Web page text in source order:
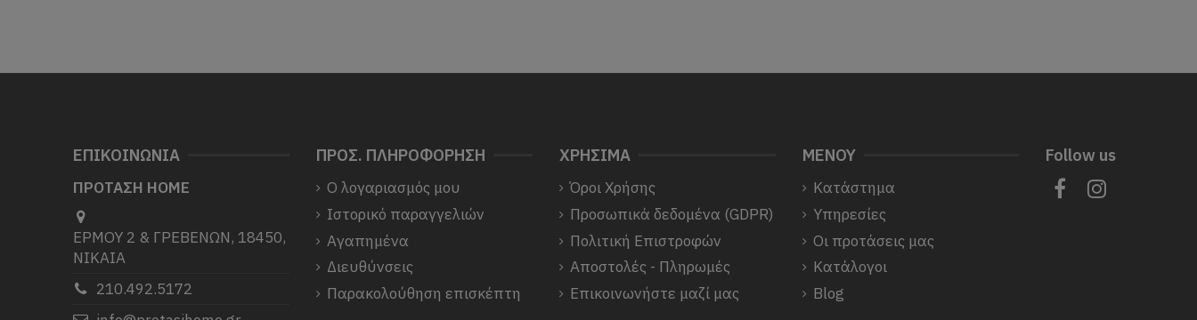
ΕΠΙΚΟΙΝΩΝΙΑ
ΠΡΟΤΑΣΗ HOME
ΕΡΜΟΥ 2 & ΓΡΕΒΕΝΩΝ, 18450,
ΝΙΚΑΙΑ
210.492.5172
ΠΡΟΣ. ΠΛΗΡΟΦΟΡΗΣΗ
Ο λογαριασμός μου
Ιστορικό παραγγελιών
Αγαπημένα
Διευθύνσεις
Παρακολούθηση επισκέπτη
ΧΡΗΣΙΜΑ
Όροι Χρήσης
Προσωπικά δεδομένα (GDPR)
Πολιτική Επιστροφών
Αποστολές - Πληρωμές
Επικοινωνήστε μαζί μας
ΜΕΝΟΥ
Κατάστημα
Υπηρεσίες
Οι προτάσεις μας
Κατάλογοι
Blog
Follow us